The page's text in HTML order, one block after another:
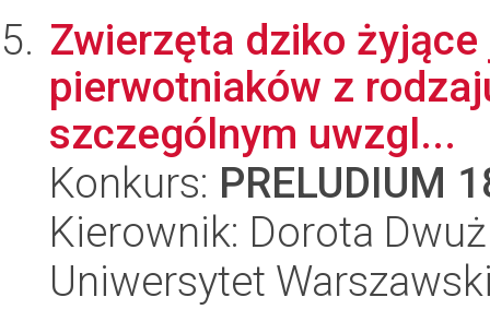
Zwierzęta dziko
pierwotniaków z
szczególnym uwzgl...
Konkurs: PRELUDIUM
Kierownik: Dorota
Uniwersytet